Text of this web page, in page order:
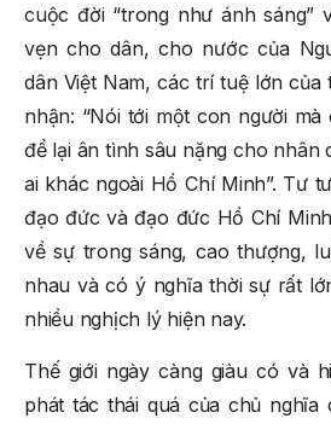
cuộc đời “trong như ánh sáng”
vẹn cho dân, cho nước của
dân Việt Nam, các trí tuệ lớn của
nhận: “Nói tới một con người
để lại ân tình sâu nặng cho nhân
ai khác ngoài Hồ Chí Minh”. Tư
đạo đức và đạo đức Hồ Chí
về sự trong sáng, cao thượng,
nhau và có ý nghĩa thời sự rất
nhiều nghịch lý hiện nay.
Thế giới ngày càng giàu có và
phát tác thái quá của chủ nghĩa